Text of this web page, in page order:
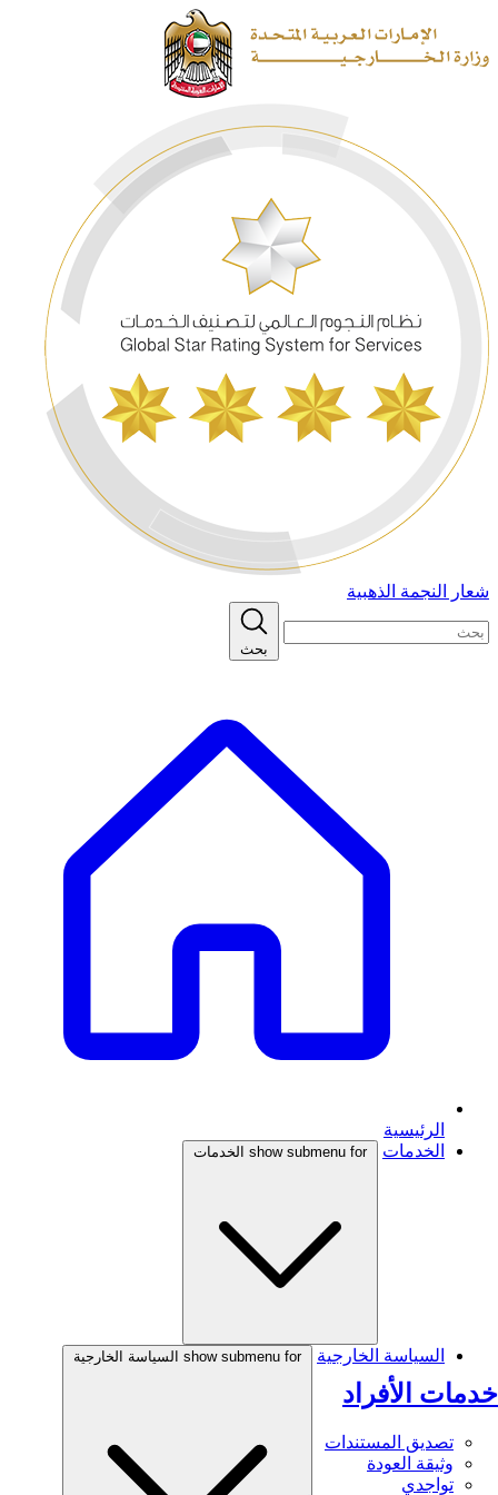
شعار النجمة الذهبية
بحث
الرئيسية
الخدمات
show submenu for الخدمات
خدمات الأفراد
تصديق المستندات
وثيقة العودة
تواجدي
السياسة الخارجية show submenu for السياسة الخارجية